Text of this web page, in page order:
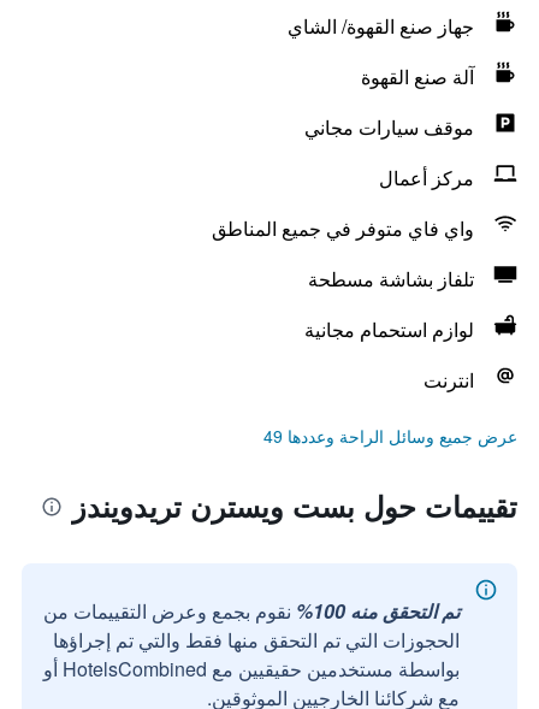
جهاز صنع القهوة/ الشاي
آلة صنع القهوة
موقف سيارات مجاني
مركز أعمال
واي فاي متوفر في جميع المناطق
تلفاز بشاشة مسطحة
لوازم استحمام مجانية
انترنت
عرض جميع وسائل الراحة وعددها 49
تقييمات حول بست ويسترن تريدويندز
تم التحقق منه 100%
نقوم بجمع وعرض التقييمات من
الحجوزات التي تم التحقق منها فقط والتي تم إجراؤها
بواسطة مستخدمين حقيقيين مع HotelsCombined أو
مع شركائنا الخارجيين الموثوقين.